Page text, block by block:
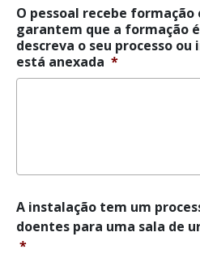
a
formação
é
actual *
O pessoal recebe formação
garantem que a formação
descreva o seu processo
está anexada *
A
instalação
tem
A instalação tem um
doentes para uma sala de
*